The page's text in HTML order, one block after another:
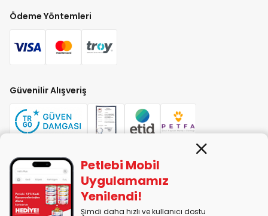
Ödeme Yöntemleri
Güvenilir Alışveriş
PETLEBİ EVCİL HAYVAN ÜRÜNLERİ PAZ. SAN. TİC. LTD. ŞTİ. Alaşarköy Mah.
1. Alaşar Cad. No: 9 Osmangazi/Bursa
7290599225 vergi numarasıyla Uludağ Vergi Dairesi'ne bağlıdır.
Petlebi Mobil
Uygulamamız
Yenilendi!
Şimdi daha hızlı ve kullanıcı dostu